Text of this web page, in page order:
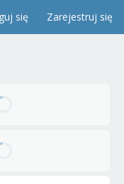
się Zarejestruj się